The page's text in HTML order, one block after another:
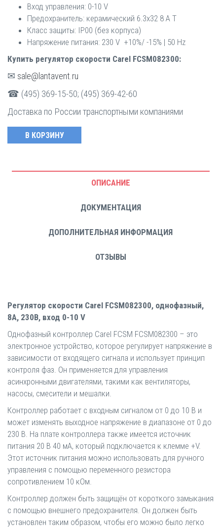
Вход управления: 0-10 V
Предохранитель: керамический 6.3x32 8 A T
Класс защиты: IP00 (без корпуса)
Напряжение питания: 230 V +10%/ -15% | 50 Hz
Купить регулятор скорости Carel FCSM082300:
✉ sale@lantavent.ru
☎ (495) 369-15-50; (495) 369-42-60
Доставка по России транспортными компаниями
ОПИСАНИЕ
ДОКУМЕНТАЦИЯ
ДОПОЛНИТЕЛЬНАЯ ИНФОРМАЦИЯ
ОТЗЫВЫ
Регулятор скорости Carel FCSM082300, однофазный,
8A, 230В, вход 0-10 V
Однофазный контроллер Carel FCSМ FCSM082300 – это
электронное устройство, которое регулирует напряжение в
зависимости от входящего сигнала и использует принцип
контроля фаз. Он применяется для управления
асинхронными двигателями, такими как вентиляторы,
насосы, смесители и мешалки.
Контроллер работает с входным сигналом от 0 до 10 В и
может изменять выходное напряжение в диапазоне от 0 до
230 В. На плате контроллера также имеется источник
питания 20 В 40 мА, который подключается к клемме +V.
Этот источник питания можно использовать для ручного
управления с помощью переменного резистора
сопротивлением 10 кОм.
Контроллер должен быть защищён от короткого замыкания
с помощью внешнего предохранителя. Он должен быть
установлен таким образом, чтобы его можно было легко